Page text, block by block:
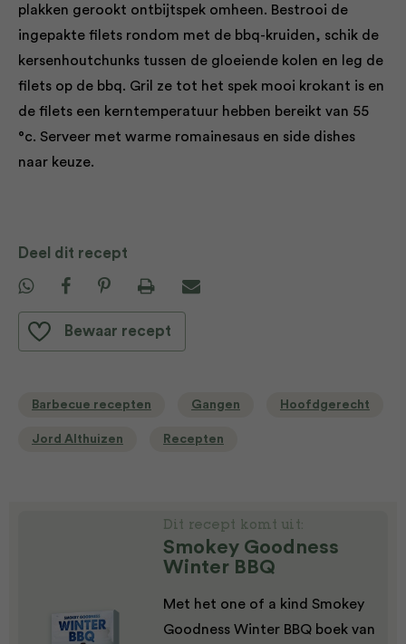
plakken gerookt ontbijtspek omheen. Bestrooi de
ingepakte filets rondom met de bbq-kruiden, schik de
kersenhoutchunks tussen de gloeiende kolen en leg de
filets op de bbq. Gril ze tot het spek mooi krokant is en
de filets een kerntemperatuur hebben bereikt van 55
°c. Serveer met warme romainesaus en side dishes
naar keuze.
Deel dit recept
Bewaar recept
Barbecue recepten Gangen Hoofdgerecht
Jord Althuizen Recepten
Dit recept komt uit:
Smokey Goodness
Winter BBQ
Met het one of a kind Smokey
Goodness Winter BBQ boek van